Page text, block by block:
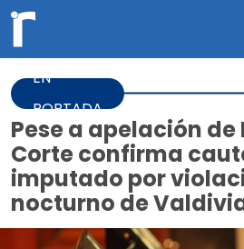
EN
PORTADA
Pese a apelación de
Corte confirma
imputado por
nocturno de